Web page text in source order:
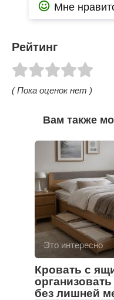
Мне
Рейтинг
( Пока оценок нет )
Вам также
Это интересно
Кровать с
без лишней